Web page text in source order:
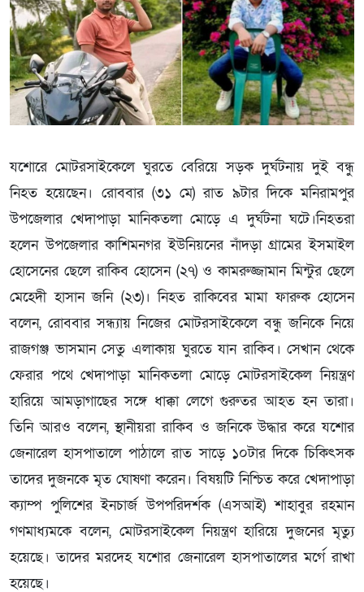
যশোরে মোটরসাইকেলে ঘুরতে বেরিয়ে সড়ক দুর্ঘটনায় দুই বন্ধু
নিহত হয়েছেন। রোববার (৩১ মে) রাত ৯টার দিকে মনিরামপুর
উপজেলার খেদাপাড়া মানিকতলা মোড়ে এ দুর্ঘটনা ঘটে।নিহতরা
হলেন উপজেলার কাশিমনগর ইউনিয়নের নাঁদড়া গ্রামের ইসমাইল
হোসেনের ছেলে রাকিব হোসেন (২৭) ও কামরুজ্জামান মিন্টুর ছেলে
মেহেদী হাসান জনি (২৩)। নিহত রাকিবের মামা ফারুক হোসেন
বলেন, রোববার সন্ধ্যায় নিজের মোটরসাইকেলে বন্ধু জনিকে নিয়ে
রাজগঞ্জ ভাসমান সেতু এলাকায় ঘুরতে যান রাকিব। সেখান থেকে
ফেরার পথে খেদাপাড়া মানিকতলা মোড়ে মোটরসাইকেল নিয়ন্ত্রণ
হারিয়ে আমড়াগাছের সঙ্গে ধাক্কা লেগে গুরুতর আহত হন তারা।
তিনি আরও বলেন, স্থানীয়রা রাকিব ও জনিকে উদ্ধার করে যশোর
জেনারেল হাসপাতালে পাঠালে রাত সাড়ে ১০টার দিকে চিকিৎসক
তাদের দুজনকে মৃত ঘোষণা করেন। বিষয়টি নিশ্চিত করে খেদাপাড়া
ক্যাম্প পুলিশের ইনচার্জ উপপরিদর্শক (এসআই) শাহাবুর রহমান
গণমাধ্যমকে বলেন, মোটরসাইকেল নিয়ন্ত্রণ হারিয়ে দুজনের মৃত্যু
হয়েছে। তাদের মরদেহ যশোর জেনারেল হাসপাতালের মর্গে রাখা
হয়েছে।